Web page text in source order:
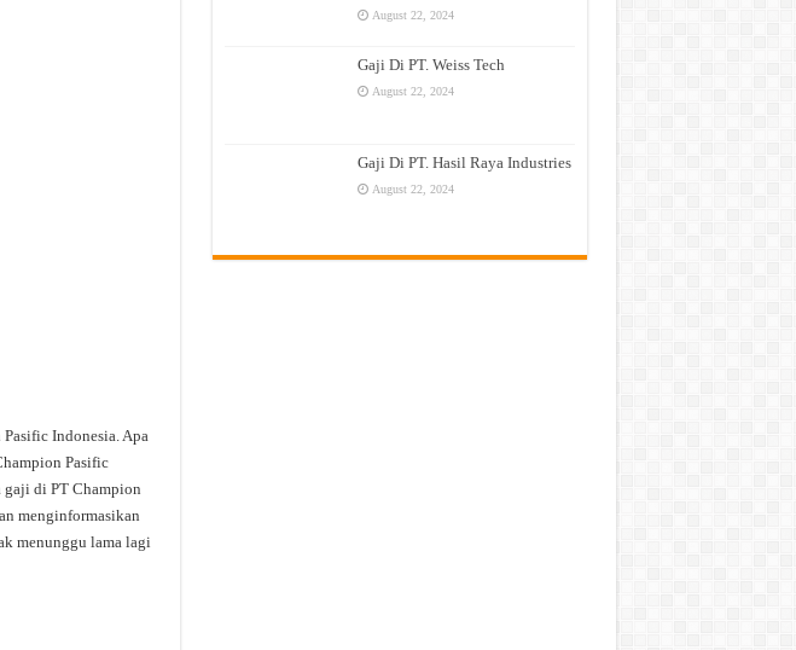
Indonesia. Apa
Pasific
gaji di PT Champion
menginformasikan
menunggu lama lagi
August 22, 2024
Gaji Di PT. Weiss Tech
August 22, 2024
Gaji Di PT. Hasil Raya Industries
August 22, 2024